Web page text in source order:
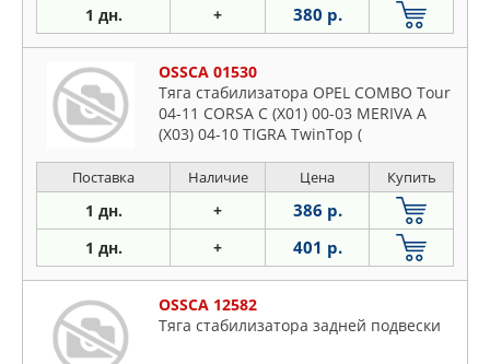
1 дн. + 380 р.
OSSCA 01530
Тяга стабилизатора OPEL COMBO Tour
04-11 CORSA C (X01) 00-03 MERIVA A
(X03) 04-10 TIGRA TwinTop (
Поставка Наличие Цена Купить
1 дн. + 386 р.
1 дн. + 401 р.
OSSCA 12582
Тяга стабилизатора задней подвески